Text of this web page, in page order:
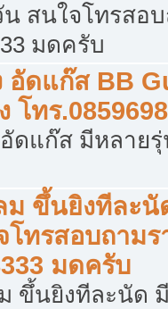
สนใจโทรสอ
มดครับ
ดแก๊ส BB
โทร
ดแก๊ส มีหลายรุ่
ขึ้นยิงทีละนั
ทรสอบถามร
มดครับ
ขึ้นยิงทีละนัด